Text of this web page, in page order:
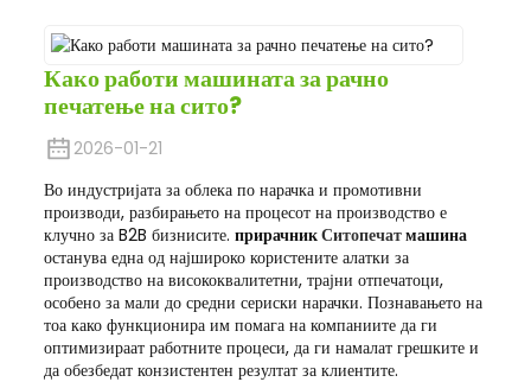
Како работи машината за рачно
печатење на сито?
2026-01-21
Во индустријата за облека по нарачка и промотивни
производи, разбирањето на процесот на производство е
клучно за B2B бизнисите. прирачникСитопечатмашина
останува една од најшироко користените алатки за
производство на висококвалитетни, трајни отпечатоци,
особено за мали до средни сериски нарачки. Познавањето на
тоа како функционира им помага на компаниите да ги
оптимизираат работните процеси, да ги намалат грешките и
да обезбедат конзистентен резултат за клиентите.